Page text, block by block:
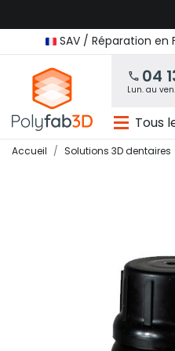
SAV / Réparation en
04
Lun. au
Tous
Accueil Solutions 3D dentaires